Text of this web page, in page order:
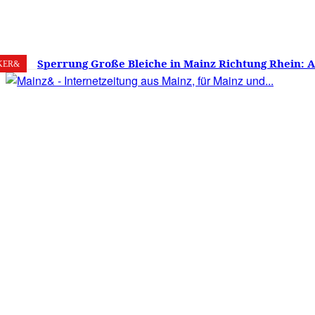
8. August 2026 19.3 Mainz
Sperrung Große Bleiche in Mainz Richtung Rhein:
verwirrt, Mainzer stinksauer – Haben die Mainzer